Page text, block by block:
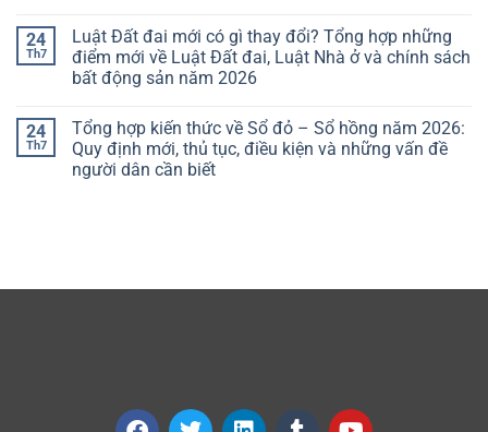
24
Th7
Luật Đất đai mới có gì thay đổi? Tổng hợp những
điểm mới về Luật Đất đai, Luật Nhà ở và chính sách
bất động sản năm 2026
24
Th7
Tổng hợp kiến thức về Sổ đỏ – Sổ hồng năm 2026:
Quy định mới, thủ tục, điều kiện và những vấn đề
người dân cần biết